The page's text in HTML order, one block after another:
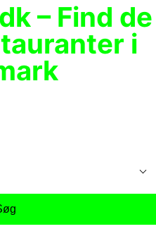
– Find de
i